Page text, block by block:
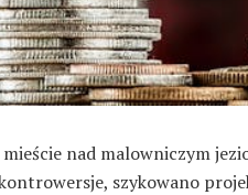
nad malowniczym
szykowano